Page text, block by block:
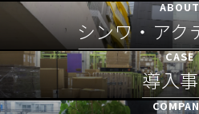
シンワ・アク
CASE
導入